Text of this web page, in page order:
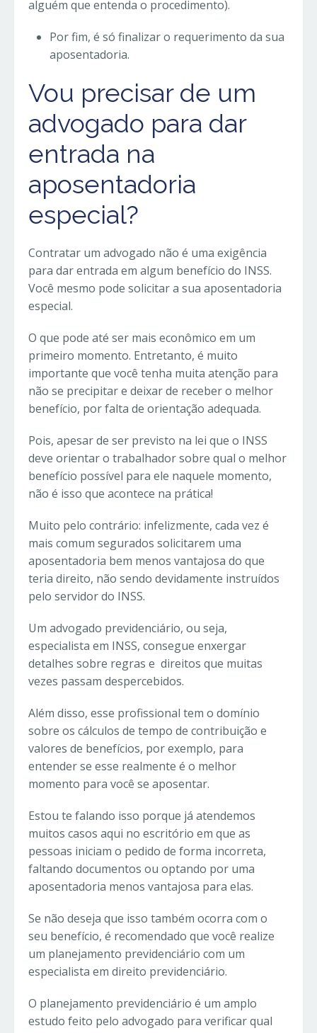
alguém que entenda o procedimento).
Por fim, é só finalizar o requerimento da sua
aposentadoria.
Vou precisar de um
advogado para dar
entrada na
aposentadoria
especial?
Contratar um advogado não é uma exigência
para dar entrada em algum benefício do INSS.
Você mesmo pode solicitar a sua aposentadoria
especial.
O que pode até ser mais econômico em um
primeiro momento. Entretanto, é muito
importante que você tenha muita atenção para
não se precipitar e deixar de receber o melhor
benefício, por falta de orientação adequada.
Pois, apesar de ser previsto na lei que o INSS
deve orientar o trabalhador sobre qual o melhor
benefício possível para ele naquele momento,
não é isso que acontece na prática!
Muito pelo contrário: infelizmente, cada vez é
mais comum segurados solicitarem uma
aposentadoria bem menos vantajosa do que
teria direito, não sendo devidamente instruídos
pelo servidor do INSS.
Um advogado previdenciário, ou seja,
especialista em INSS, consegue enxergar
detalhes sobre regras e direitos que muitas
vezes passam despercebidos.
Além disso, esse profissional tem o domínio
sobre os cálculos de tempo de contribuição e
valores de benefícios, por exemplo, para
entender se esse realmente é o melhor
momento para você se aposentar.
Estou te falando isso porque já atendemos
muitos casos aqui no escritório em que as
pessoas iniciam o pedido de forma incorreta,
faltando documentos ou optando por uma
aposentadoria menos vantajosa para elas.
Se não deseja que isso também ocorra com o
seu benefício, é recomendado que você realize
um planejamento previdenciário com um
especialista em direito previdenciário.
O planejamento previdenciário é um amplo
estudo feito pelo advogado para verificar qual